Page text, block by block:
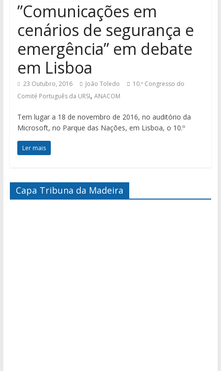
”Comunicações em
cenários de segurança e
emergência” em debate
em Lisboa
23 Outubro, 2016 João Toledo
10.º Congresso do
Comité Português da URSI, ANACOM
Tem lugar a 18 de novembro de 2016, no auditório da
Microsoft, no Parque das Nações, em Lisboa, o 10.º
Ler mais
Capa Tribuna da Madeira